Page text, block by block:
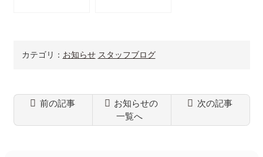
カテゴリ： お知らせ スタッフブログ
前の記事
お知らせの
一覧へ
次の記事